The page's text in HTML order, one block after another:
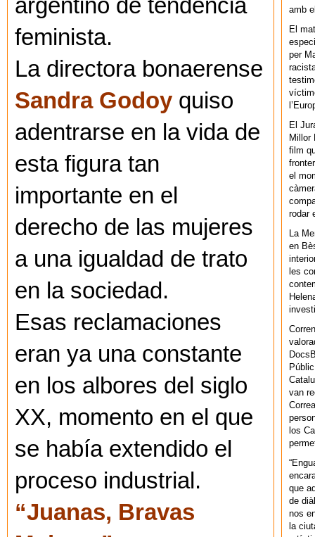
argentino de tendencia
feminista.
La directora bonaerense
Sandra Godoy quiso
adentrarse en la vida de
esta figura tan
importante en el
derecho de las mujeres
a una igualdad de trato
en la sociedad.
Esas reclamaciones
eran ya una constante
en los albores del siglo
XX, momento en el que
se había extendido el
proceso industrial.
“Juanas, Bravas
amb
El
per
El
Millor
film
el
rodar
La
en
les
van
los
que
de
nos
la